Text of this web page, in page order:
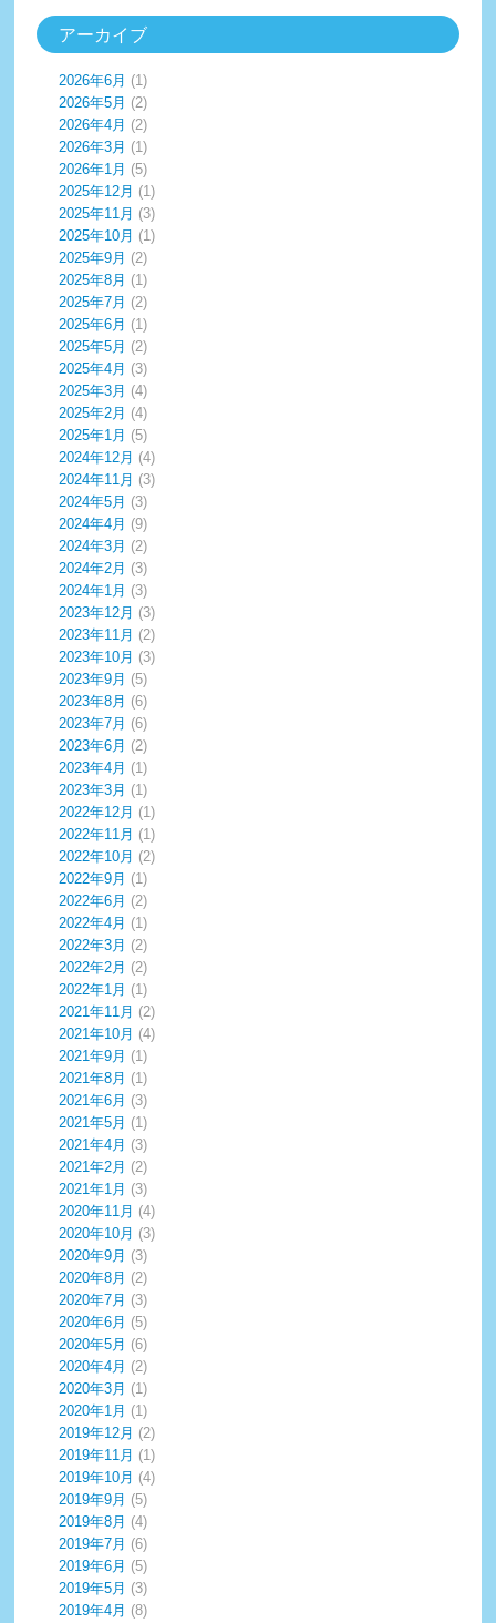
アーカイブ
2026年6月 (1)
2026年5月 (2)
2026年4月 (2)
2026年3月 (1)
2026年1月 (5)
2025年12月 (1)
2025年11月 (3)
2025年10月 (1)
2025年9月 (2)
2025年8月 (1)
2025年7月 (2)
2025年6月 (1)
2025年5月 (2)
2025年4月 (3)
2025年3月 (4)
2025年2月 (4)
2025年1月 (5)
2024年12月 (4)
2024年11月 (3)
2024年5月 (3)
2024年4月 (9)
2024年3月 (2)
2024年2月 (3)
2024年1月 (3)
2023年12月 (3)
2023年11月 (2)
2023年10月 (3)
2023年9月 (5)
2023年8月 (6)
2023年7月 (6)
2023年6月 (2)
2023年4月 (1)
2023年3月 (1)
2022年12月 (1)
2022年11月 (1)
2022年10月 (2)
2022年9月 (1)
2022年6月 (2)
2022年4月 (1)
2022年3月 (2)
2022年2月 (2)
2022年1月 (1)
2021年11月 (2)
2021年10月 (4)
2021年9月 (1)
2021年8月 (1)
2021年6月 (3)
2021年5月 (1)
2021年4月 (3)
2021年2月 (2)
2021年1月 (3)
2020年11月 (4)
2020年10月 (3)
2020年9月 (3)
2020年8月 (2)
2020年7月 (3)
2020年6月 (5)
2020年5月 (6)
2020年4月 (2)
2020年3月 (1)
2020年1月 (1)
2019年12月 (2)
2019年11月 (1)
2019年10月 (4)
2019年9月 (5)
2019年8月 (4)
2019年7月 (6)
2019年6月 (5)
2019年5月 (3)
2019年4月 (8)